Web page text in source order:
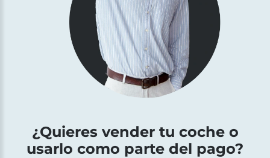
¿Quieres vender tu coche o
usarlo como parte del pago?